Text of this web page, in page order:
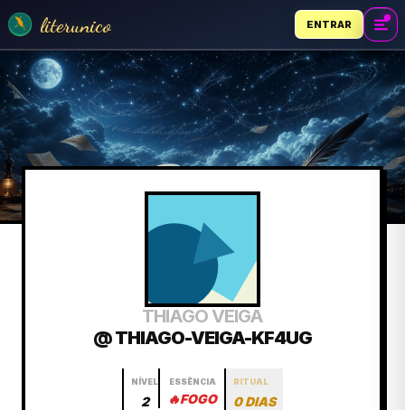
literunico ENTRAR
THIAGO VEIGA
@ THIAGO-VEIGA-KF4UG
NÍVEL
2
ESSÊNCIA
🔥FOGO
RITUAL
0 DIAS